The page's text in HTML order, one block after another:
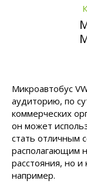
Микроавтобус
аудиторию, по
коммерческих
он может
стать отличным
располагающим
расстояния, но
например.